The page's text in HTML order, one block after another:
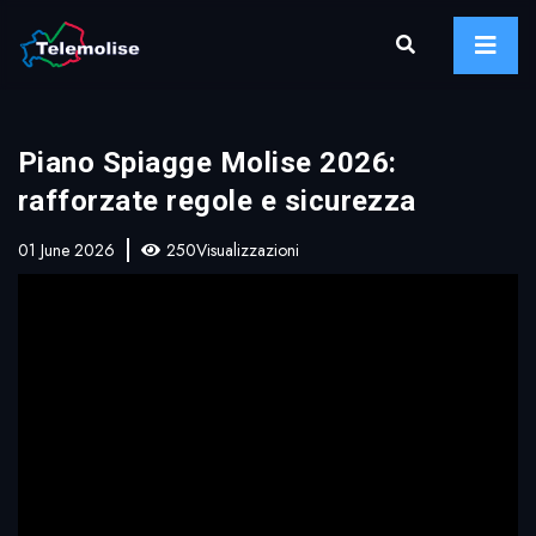
Piano Spiagge Molise 2026:
rafforzate regole e sicurezza
01 June 2026 250Visualizzazioni